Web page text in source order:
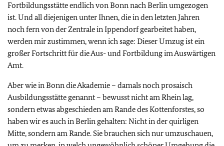
Fortbildungsstätte endlich von Bonn nach Berlin umgezogen
ist. Und all diejenigen unter Ihnen, die in den letzten Jahren
noch fern von der Zentrale in Ippendorf gearbeitet haben,
werden mir zustimmen, wenn ich sage: Dieser Umzug ist ein
großer Fortschritt für die Aus- und Fortbildung im Auswärtigen
Amt.
Aber wie in Bonn die Akademie – damals noch prosaisch
Ausbildungsstätte genannt – bewusst nicht am Rhein lag,
sondern etwas abgeschieden am Rande des Kottenforstes, so
haben wir es auch in Berlin gehalten: Nicht in der quirligen
Mitte, sondern am Rande. Sie brauchen sich nur umzuschauen,